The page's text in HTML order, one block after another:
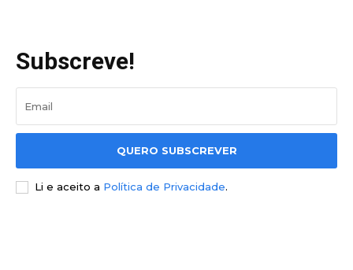
Subscreve!
QUERO SUBSCREVER
Li e aceito a Política de Privacidade.